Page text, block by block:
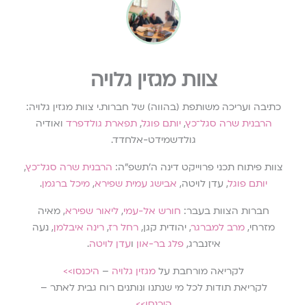
צוות מגזין גלויה
כתיבה ועריכה משותפת (בהווה) של חברות.י צוות מגזין גלויה:
הרבנית שרה סגל־כץ,יותם פוגל,תפארת גולדפרד ואודיה
גולדשמידט-אלחדד.
צוות פיתוח תכני פרוייקט דינה ה׳תשפ״ה: הרבנית שרה סגל־כץ,
יותם פוגל, עדן לויטה, אבישג עמית שפירא, מיכל ברגמן.
חברות הצוות בעבר: חורש אל-עמי, ליאור שפירא, מאיה
מזרחי, מרב למברגר, יהודית קגן, רחל רז, רינה איבלמן, נעה
איזנברג,פלג בר-און ועדן לויטה.
לקריאה מורחבת על מגזין גלויה – היכנסו>>
לקריאת תודות לכל מי שנתנו ונותנים רוח גבית לאתר –